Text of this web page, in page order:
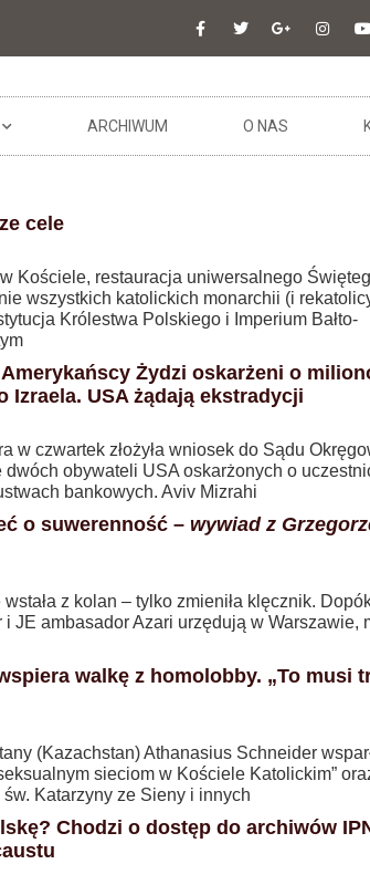
ARCHIWUM O NAS
cele
Kościele, restauracja uniwersalnego
wszystkich katolickich monarchii (i
Królestwa Polskiego i Imperium Bałto-
Żydzi oskarżeni o
Izraela. USA żądają ekstradycji
w czwartek złożyła wniosek do Sądu
obywateli USA oskarżonych o
bankowych. Aviv Mizrahi
o suwerenność – wywiad z
z kolan – tylko zmieniła klęcznik.
JE ambasador Azari urzędują w Warszawie,
walkę z homolobby. „To musi
(Kazachstan) Athanasius Schneider
sieciom w Kościele Katolickim”
św. Katarzyny ze Sieny i innych
Chodzi o dostęp do archiwów